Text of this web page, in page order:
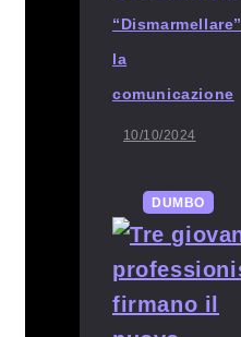
“Dismarmellare”
la
comunicazione
10/10/2024
DUMBO